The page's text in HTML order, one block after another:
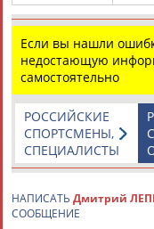
Если вы нашли
недостающую
самостоятельно
РОССИЙСКИЕ
СПОРТСМЕНЫ,
СПЕЦИАЛИСТЫ
НАПИСАТЬ Дмитрий
СООБЩЕНИЕ